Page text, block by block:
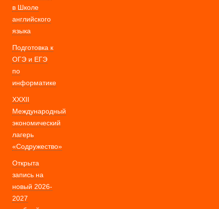
в Школе
английского
языка
Подготовка к
ОГЭ и ЕГЭ
по
информатике
XXXII
Международный
экономический
лагерь
«Содружество»
Открыта
запись на
новый 2026-
2027